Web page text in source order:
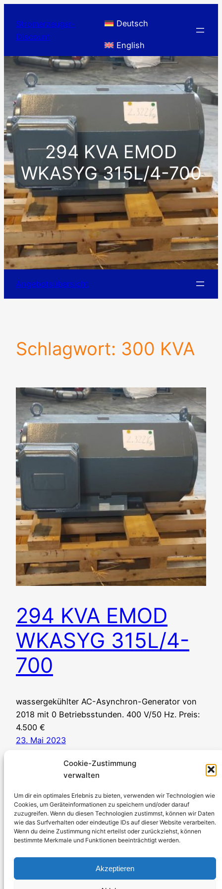
Cookie-Zustimmung
verwalten
Um dir ein optimales Erlebnis zu bieten, verwenden wir Technologien wie
Cookies, um Geräteinformationen zu speichern und/oder darauf
zuzugreifen. Wenn du diesen Technologien zustimmst, können wir Daten
wie das Surfverhalten oder eindeutige IDs auf dieser Website verarbeiten.
Wenn du deine Zustimmung nicht erteilst oder zurückziehst, können
bestimmte Merkmale und Funktionen beeinträchtigt werden.
Akzeptieren
Inhalt
springen
Stromerzeuger-
Discount
Deutsch
English
294 KVA EMOD
WKASYG 315L/4-700
Angebotsübersicht
Schlagwort: 300 KVA
294 KVA EMOD
WKASYG 315L/4-
700
wassergekühlter AC-Asynchron-Generator von
2018 mit 0 Betriebsstunden. 400 V/50 Hz. Preis:
4.500 €
23. Mai 2023
Stromerzeuger-Discount.de
Kürtener Straße 13, D-51465 Bergisch Gladbach
Vertriebsbeauftragter: Michael Jochmann